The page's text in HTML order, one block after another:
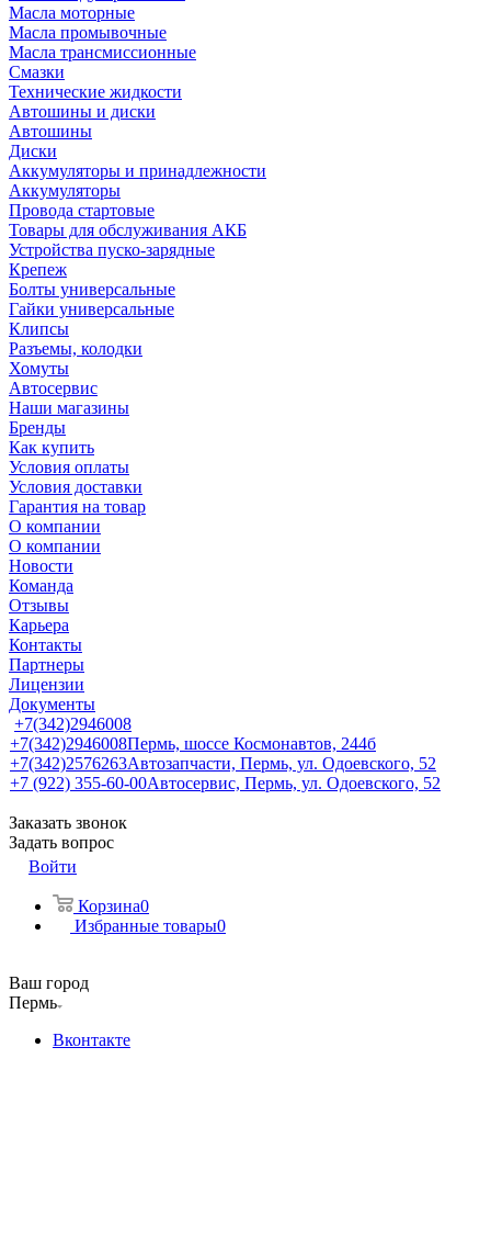
Масла моторные
Масла промывочные
Масла трансмиссионные
Смазки
Технические жидкости
Автошины и диски
Автошины
Диски
Аккумуляторы и принадлежности
Аккумуляторы
Провода стартовые
Товары для обслуживания АКБ
Устройства пуско-зарядные
Крепеж
Болты универсальные
Гайки универсальные
Клипсы
Разъемы, колодки
Хомуты
Автосервис
Наши магазины
Бренды
Как купить
Условия оплаты
Условия доставки
Гарантия на товар
О компании
О компании
Новости
Команда
Отзывы
Карьера
Контакты
Партнеры
Лицензии
Документы
+7(342)2946008
+7(342)2946008Пермь, шоссе Космонавтов, 244б
+7(342)2576263Автозапчасти, Пермь, ул. Одоевского, 52
+7 (922) 355-60-00Автосервис, Пермь, ул. Одоевского, 52
Заказать звонок
Задать вопрос
Войти
Корзина0
Избранные товары0
Ваш город
Пермь
Вконтакте